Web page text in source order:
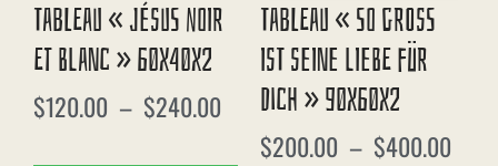
Tableau « Jésus Noir
Et Blanc » 60X40X2
$120.00 – $240.00
Tableau « So Gross
Ist Seine Liebe Für
Dich » 90X60X2
$200.00 – $400.00